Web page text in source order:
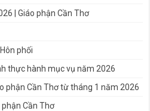
| Giáo phận Cần Thơ
phối
thực hành mục vụ năm 2026
phận Cần Thơ từ tháng 1 năm 2026
Cần Thơ